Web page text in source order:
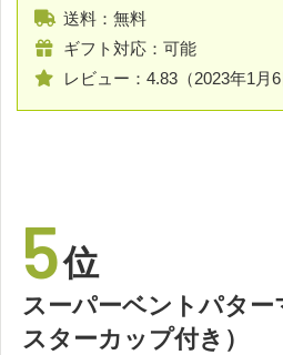
送料：無料
ギフト対応：可能
レビュー：4.83（2023年1月6
5位
スーパーベントパター
スターカップ付き）